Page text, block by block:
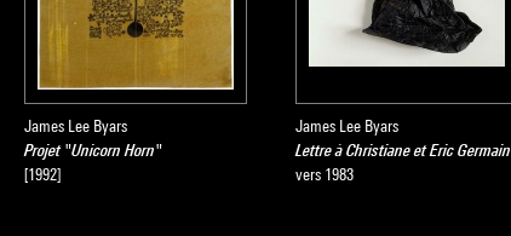
James Lee Byars
Projet "Unicorn Horn"
[1992]
James Lee Byars
Lettre à Christiane et Eric Germain
vers 1983